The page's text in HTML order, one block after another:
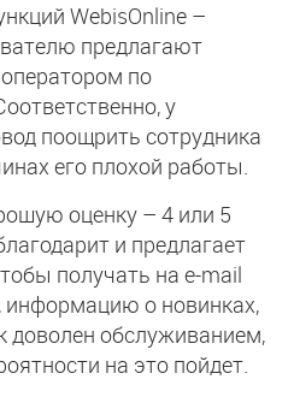
WebisOnline –
предлагают
по
у
поощрить сотрудника
его плохой работы.
оценку – 4 или 5
и предлагает
получать на e-mail
о новинках,
доволен обслуживанием,
на это пойдет.